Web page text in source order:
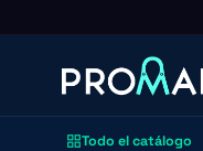
Todo el catálogo